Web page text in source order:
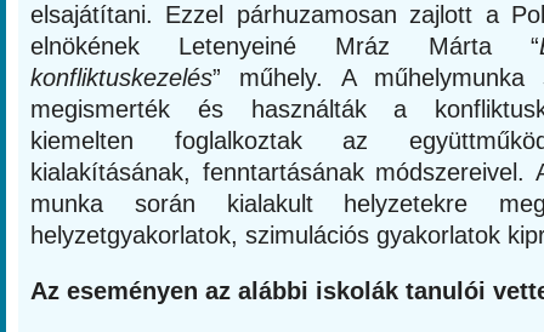
elsajátítani. Ezzel párhuzamosan zajlott a
elnökének Letenyeiné Mráz Márta “
konfliktuskezelés” műhely. A
megismerték és használták a
kiemelten foglalkoztak az
kialakításának, fenntartásának módszereivel.
munka során kialakult helyzetekre
helyzetgyakorlatok, szimulációs gyakorlatok
Az eseményen az alábbi iskolák tanulói